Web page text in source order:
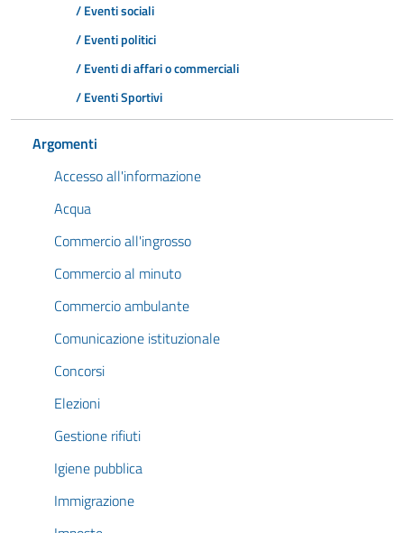
/ Eventi sociali
/ Eventi politici
/ Eventi di affari o commerciali
/ Eventi Sportivi
Argomenti
Accesso all'informazione
Acqua
Commercio all'ingrosso
Commercio al minuto
Commercio ambulante
Comunicazione istituzionale
Concorsi
Elezioni
Gestione rifiuti
Igiene pubblica
Immigrazione